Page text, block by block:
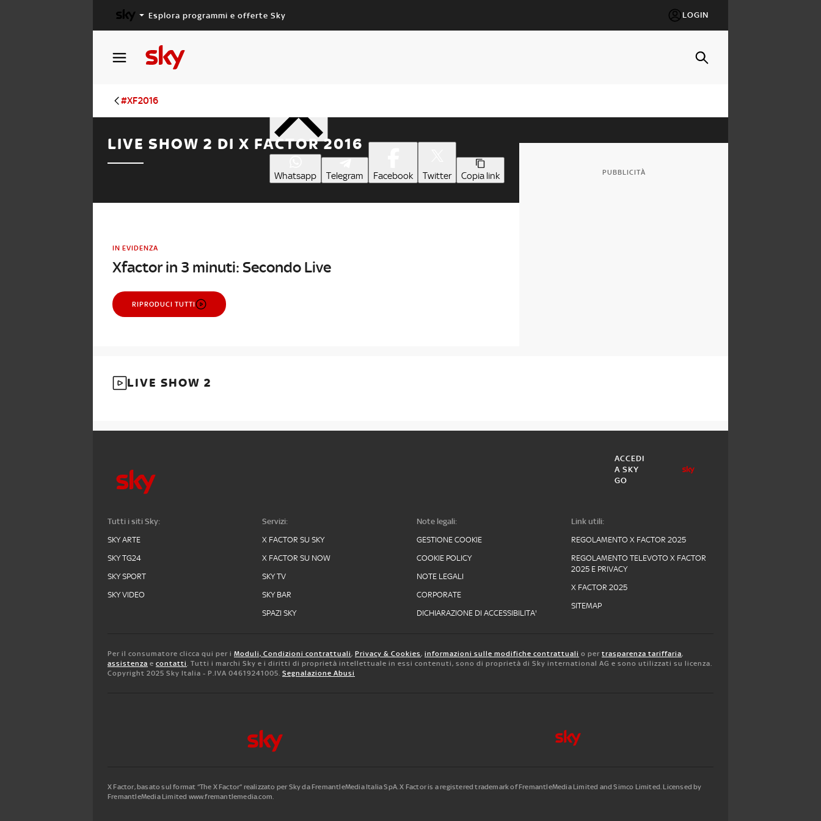
Esplora programmi e offerte Sky LOGIN
#XF2016
LIVE SHOW 2 DI X FACTOR 2016
Whatsapp Telegram Facebook Twitter Copia link
IN EVIDENZA
Xfactor in 3 minuti: Secondo Live
RIPRODUCI TUTTI
PUBBLICITÀ
LIVE SHOW 2
ACCEDI
A SKY
GO
Tutti i siti Sky:
SKY ARTE
SKY TG24
SKY SPORT
SKY VIDEO
Servizi:
X FACTOR SU SKY
X FACTOR SU NOW
SKY TV
SKY BAR
SPAZI SKY
Note legali:
GESTIONE COOKIE
COOKIE POLICY
NOTE LEGALI
CORPORATE
DICHIARAZIONE DI ACCESSIBILITA'
Link utili:
REGOLAMENTO X FACTOR 2025
REGOLAMENTO TELEVOTO X FACTOR
2025 E PRIVACY
X FACTOR 2025
SITEMAP
Per il consumatore clicca qui per i Moduli, Condizioni contrattuali, Privacy & Cookies, informazioni sulle modifiche contrattuali o per trasparenza tariffaria,
assistenza e contatti. Tutti i marchi Sky e i diritti di proprietà intellettuale in essi contenuti, sono di proprietà di Sky international AG e sono utilizzati su licenza.
Copyright 2025 Sky Italia - P.IVA 04619241005. Segnalazione Abusi
X Factor, basato sul format “The X Factor” realizzato per Sky da FremantleMedia Italia SpA.X Factor is a registered trademark of FremantleMedia Limited and Simco Limited. Licensed by
FremantleMedia Limited www.fremantlemedia.com.